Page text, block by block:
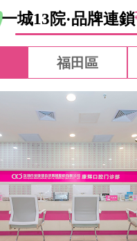
一城13院·品牌連
福田區